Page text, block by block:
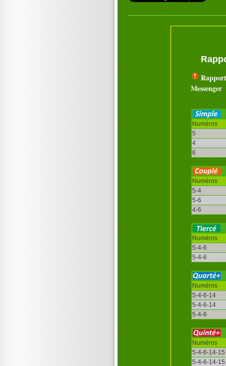
Messenger
Numéros
5
4
6
Numéros
5-4
5-6
4-6
Numéros
5-4-6
5-4-6
Numéros
5-4-6-14
5-4-6-14
5-4-6
Numéros
5-4-6-14-15
5-4-6-14-15